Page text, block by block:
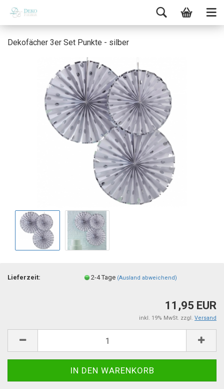
Dekofächer 3er Set Punkte - silber
Lieferzeit: 2-4 Tage (Ausland abweichend)
11,95 EUR
inkl. 19% MwSt. zzgl. Versand